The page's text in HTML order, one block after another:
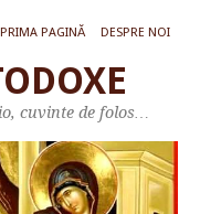
PRIMA PAGINĂ DESPRE NOI
cuvinte de folos…